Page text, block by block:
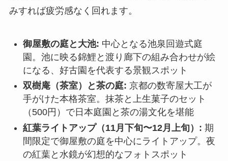
みすれば疲労感なく回れます。
御屋敷の庭と大池: 中心となる池泉回遊式庭
園。池に映る錦鯉と渡り廊下の組み合わせが絵
になる、好古園を代表する景観スポット
双樹庵（茶室）と茶の庭: 京都の数寄屋大工が
手がけた本格茶室。抹茶と上生菓子のセット
（500円）で日本庭園と茶の湯文化を堪能
紅葉ライトアップ（11月下旬〜12月上旬）: 期
間限定で御屋敷の庭を中心にライトアップ。夜
の紅葉と水鏡が幻想的なフォトスポット